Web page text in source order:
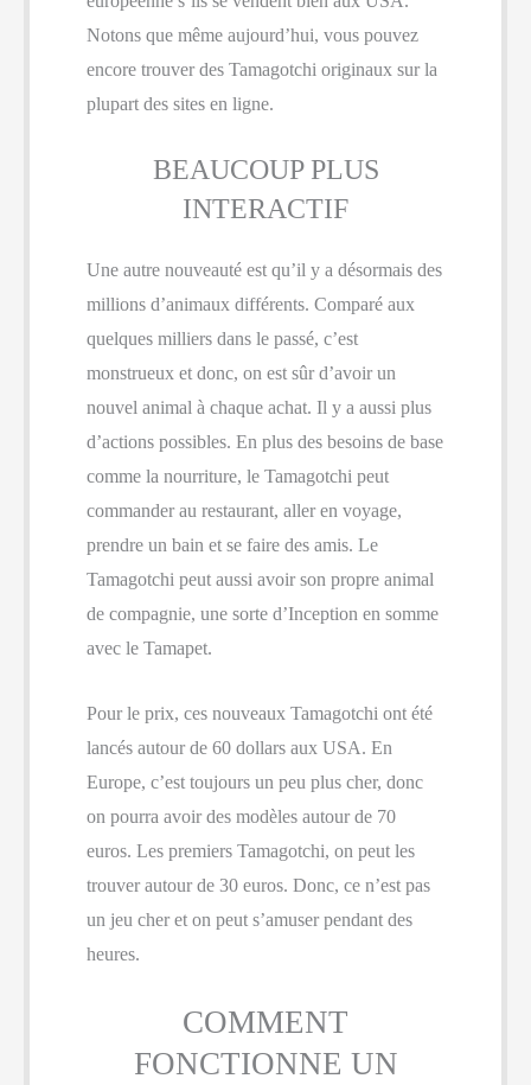
Notons que même aujourd’hui, vous pouvez
encore trouver des Tamagotchi originaux sur la
plupart des sites en ligne.
BEAUCOUP PLUS
INTERACTIF
Une autre nouveauté est qu’il y a désormais des
millions d’animaux différents. Comparé aux
quelques milliers dans le passé, c’est
monstrueux et donc, on est sûr d’avoir un
nouvel animal à chaque achat. Il y a aussi plus
d’actions possibles. En plus des besoins de base
comme la nourriture, le Tamagotchi peut
commander au restaurant, aller en voyage,
prendre un bain et se faire des amis. Le
Tamagotchi peut aussi avoir son propre animal
de compagnie, une sorte d’Inception en somme
avec le Tamapet.
Pour le prix, ces nouveaux Tamagotchi ont été
lancés autour de 60 dollars aux USA. En
Europe, c’est toujours un peu plus cher, donc
on pourra avoir des modèles autour de 70
euros. Les premiers Tamagotchi, on peut les
trouver autour de 30 euros. Donc, ce n’est pas
un jeu cher et on peut s’amuser pendant des
heures.
COMMENT
FONCTIONNE UN